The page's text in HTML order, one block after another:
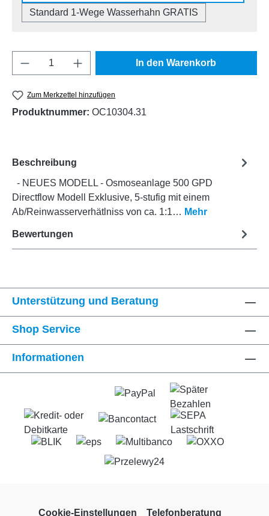
Standard 1-Wege Wasserhahn GRATIS
Produkt Anzahl: Gib den gewünschten
In den Warenkorb
Zum Merkzettel hinzufügen
Produktnummer: OC10304.31
Beschreibung
- NEUES MODELL - Osmoseanlage 500 GPD
Directflow Modell Exklusive, 5-stufig mit einem
Ab/Reinwasserverhätlniss von ca. 1:1… Mehr
Bewertungen
Unterstützung und Beratung
Shop Service
Informationen
Cookie-Einstellungen Telefonberatung